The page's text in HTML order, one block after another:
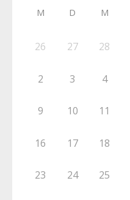
M D M
26 27 28
2 3 4
9 10 11
16 17 18
23 24 25